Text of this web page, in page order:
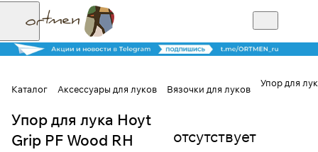
Каталог Аксессуары для луков Вязочки для луков
Упор для
Упор для лука Hoyt
Grip PF Wood RH
отсутствует
Для клиентов всех банков